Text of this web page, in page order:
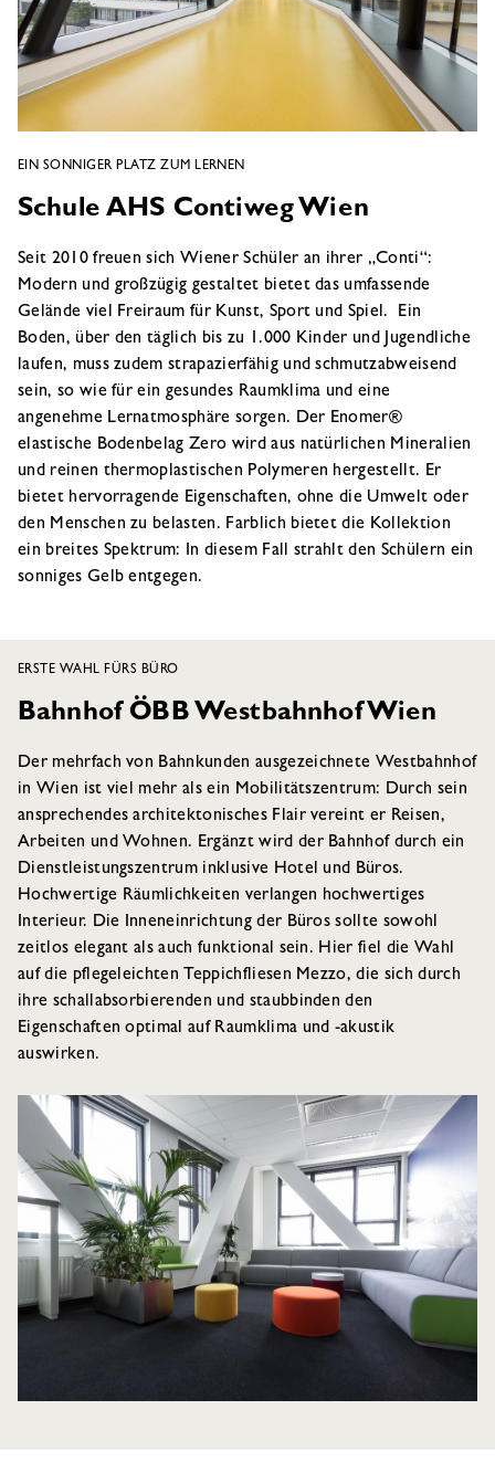
EIN SONNIGER PLATZ ZUM LERNEN
Schule AHS Contiweg Wien
Seit 2010 freuen sich Wiener Schüler an ihrer „Conti“:
Modern und großzügig gestaltet bietet das umfassende
Gelände viel Freiraum für Kunst, Sport und Spiel. Ein
Boden, über den täglich bis zu 1.000 Kinder und Jugendliche
laufen, muss zudem strapazierfähig und schmutzabweisend
sein, so wie für ein gesundes Raumklima und eine
angenehme Lernatmosphäre sorgen. Der Enomer®
elastische Bodenbelag Zero wird aus natürlichen Mineralien
und reinen thermoplastischen Polymeren hergestellt. Er
bietet hervorragende Eigenschaften, ohne die Umwelt oder
den Menschen zu belasten. Farblich bietet die Kollektion
ein breites Spektrum: In diesem Fall strahlt den Schülern ein
sonniges Gelb entgegen.
ERSTE WAHL FÜRS BÜRO
Bahnhof ÖBB Westbahnhof Wien
Der mehrfach von Bahnkunden ausgezeichnete Westbahnhof
in Wien ist viel mehr als ein Mobilitätszentrum: Durch sein
ansprechendes architektonisches Flair vereint er Reisen,
Arbeiten und Wohnen. Ergänzt wird der Bahnhof durch ein
Dienstleistungszentrum inklusive Hotel und Büros.
Hochwertige Räumlichkeiten verlangen hochwertiges
Interieur. Die Inneneinrichtung der Büros sollte sowohl
zeitlos elegant als auch funktional sein. Hier fiel die Wahl
auf die pflegeleichten Teppichfliesen Mezzo, die sich durch
ihre schallabsorbierenden und staubbinden den
Eigenschaften optimal auf Raumklima und -akustik
auswirken.